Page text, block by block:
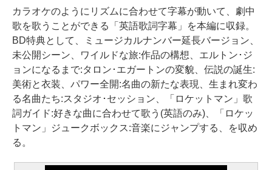
カラオケのようにリズムに合わせて字幕が動いて、劇中
歌を歌うことができる「英語歌詞字幕」を本編に収録。
BD特典として、ミュージカルナンバー延長バージョン、
未公開シーン、ワイルドな旅:作品の構想、エルトン･ジ
ョンになるまで:タロン･エガートンの変貌、伝説の誕生:
美術と衣装、パワー全開:名曲の新たな表現、生まれ変わ
る名曲たち:スタジオ･セッション、「ロケットマン」歌
詞ガイド:好きな曲に合わせて歌う(英語のみ)、「ロケッ
トマン」ジュークボックス:音楽にジャンプする、を収め
る。